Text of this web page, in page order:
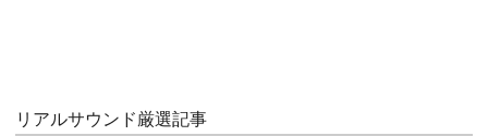
リアルサウンド厳選記事